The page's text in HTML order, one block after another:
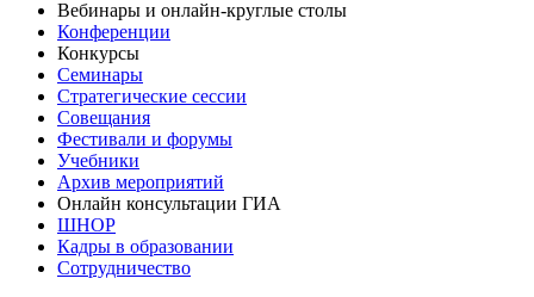
Вебинары и онлайн-круглые столы
Конференции
Конкурсы
Семинары
Стратегические сессии
Совещания
Фестивали и форумы
Учебники
Архив мероприятий
Онлайн консультации ГИА
ШНОР
Кадры в образовании
Сотрудничество